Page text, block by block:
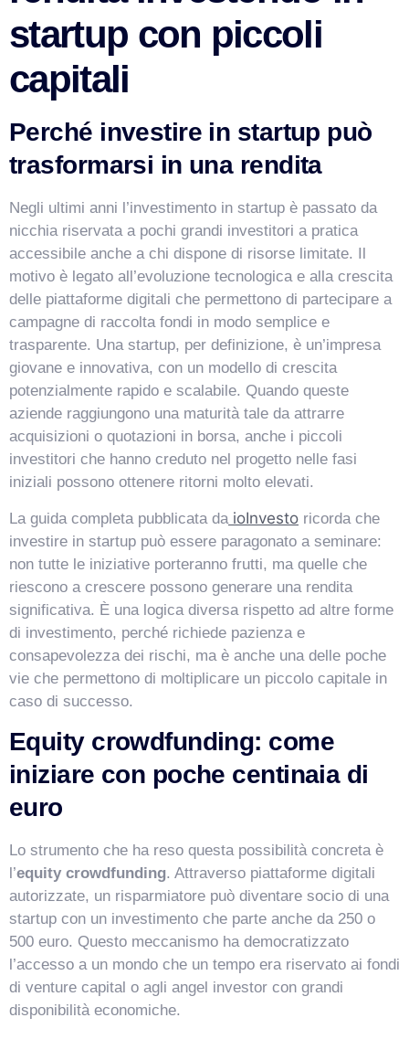
startup con piccoli
capitali
Perché investire in startup può
trasformarsi in una rendita
Negli ultimi anni l’investimento in startup è passato da
nicchia riservata a pochi grandi investitori a pratica
accessibile anche a chi dispone di risorse limitate. Il
motivo è legato all’evoluzione tecnologica e alla crescita
delle piattaforme digitali che permettono di partecipare a
campagne di raccolta fondi in modo semplice e
trasparente. Una startup, per definizione, è un’impresa
giovane e innovativa, con un modello di crescita
potenzialmente rapido e scalabile. Quando queste
aziende raggiungono una maturità tale da attrarre
acquisizioni o quotazioni in borsa, anche i piccoli
investitori che hanno creduto nel progetto nelle fasi
iniziali possono ottenere ritorni molto elevati.
La guida completa pubblicata da ioInvesto ricorda che
investire in startup può essere paragonato a seminare:
non tutte le iniziative porteranno frutti, ma quelle che
riescono a crescere possono generare una rendita
significativa. È una logica diversa rispetto ad altre forme
di investimento, perché richiede pazienza e
consapevolezza dei rischi, ma è anche una delle poche
vie che permettono di moltiplicare un piccolo capitale in
caso di successo.
Equity crowdfunding: come
iniziare con poche centinaia di
euro
Lo strumento che ha reso questa possibilità concreta è
l’equity crowdfunding. Attraverso piattaforme digitali
autorizzate, un risparmiatore può diventare socio di una
startup con un investimento che parte anche da 250 o
500 euro. Questo meccanismo ha democratizzato
l’accesso a un mondo che un tempo era riservato ai fondi
di venture capital o agli angel investor con grandi
disponibilità economiche.
VismarChat AI Agent
Salve! Sono VismarChat, l'agente AI di Vismarcorp. In